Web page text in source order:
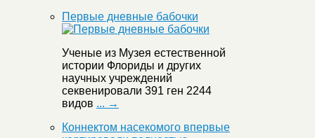
Первые дневные бабочки
Ученые из Музея естественной
истории Флориды и других
научных учреждений
секвенировали 391 ген 2244
видов ... →
Коннектом насекомого впервые